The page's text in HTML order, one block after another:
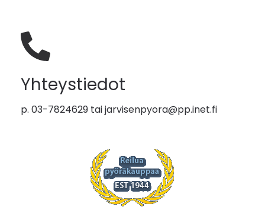
Yhteystiedot
p. 03-7824629 taijarvisenpyora@pp.inet.fi